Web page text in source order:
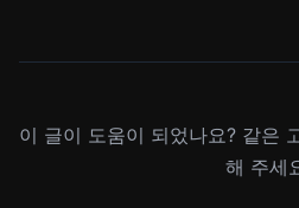
이 글이 도움이 되었나요? 같은
해 주세